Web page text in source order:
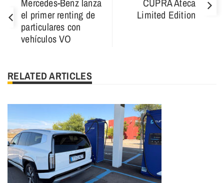
el primer renting de
particulares con
vehículos VO
Limited Edition
RELATED ARTICLES